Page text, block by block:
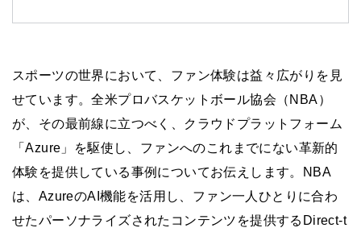
スポーツの世界において、ファン体験は益々広がりを見
せています。全米プロバスケットボール協会（NBA）
が、その最前線に立つべく、クラウドプラットフォーム
「Azure」を駆使し、ファンへのこれまでにない革新的
体験を提供している事例についてお伝えします。NBA
は、AzureのAI機能を活用し、ファン一人ひとりに合わ
せたパーソナライズされたコンテンツを提供するDirect-t